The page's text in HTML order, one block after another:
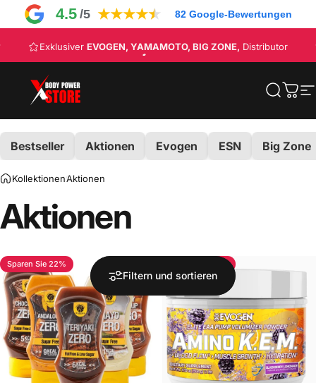
Direkt zum Inhalt
4.5 /5 ★★★★★ 82 Google-Bewertungen
Exklusiver EVOGEN, YAMAMOTO, BIG ZONE, Distributor
Body Power Store Suche
Bestseller Aktionen Evogen ESN Big Zone
KollektionenAktionen
Aktionen
Filtern und sortieren
Sparen Sie 22% Sparen Sie 20%